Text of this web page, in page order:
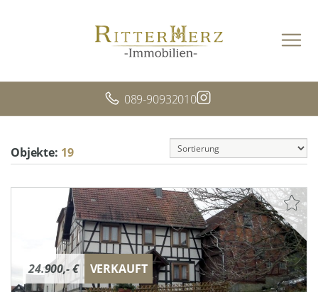
089-90932010
Objekte: 19
24.900,- € VERKAUFT